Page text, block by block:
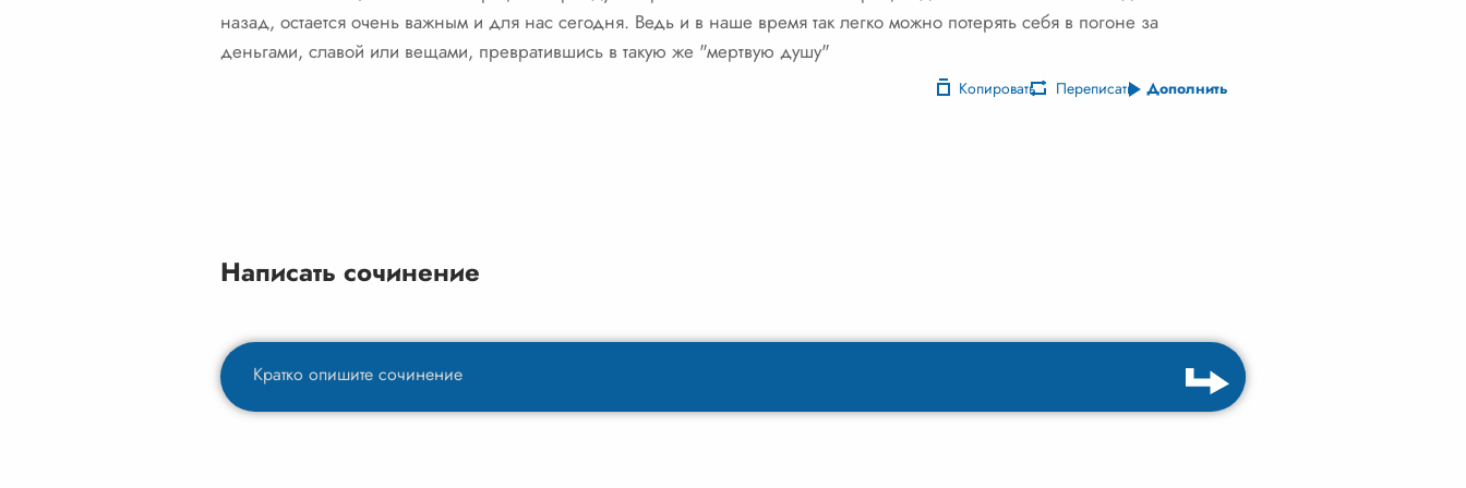
назад, остается очень важным и для нас сегодня. Ведь и в наше время так легко можно потерять себя в погоне за
деньгами, славой или вещами, превратившись в такую же "мертвую душу"
Копировать Переписать Дополнить
Написать сочинение